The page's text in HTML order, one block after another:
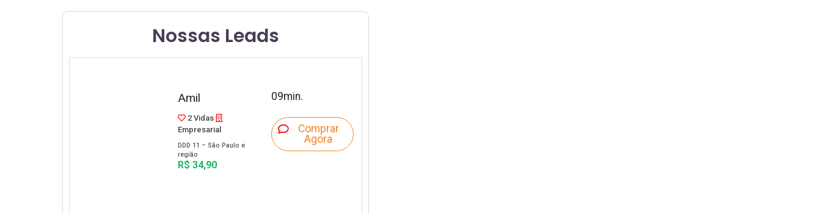
Nossas Leads
Amil
2 Vidas
Empresarial
DDD 11 – São Paulo e
região
R$ 34,90
09min.
Comprar
Agora